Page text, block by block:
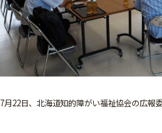
7月22日、北海道知的障がい福祉協会の広報